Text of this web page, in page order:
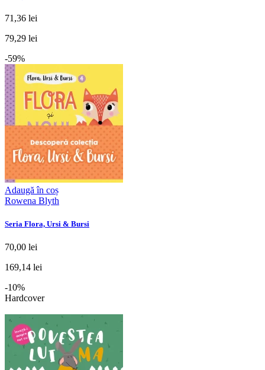
71,36 lei
79,29 lei
-59%
Adaugă în coș
Rowena Blyth
Seria Flora, Ursi & Bursi
70,00 lei
169,14 lei
-10%
Hardcover